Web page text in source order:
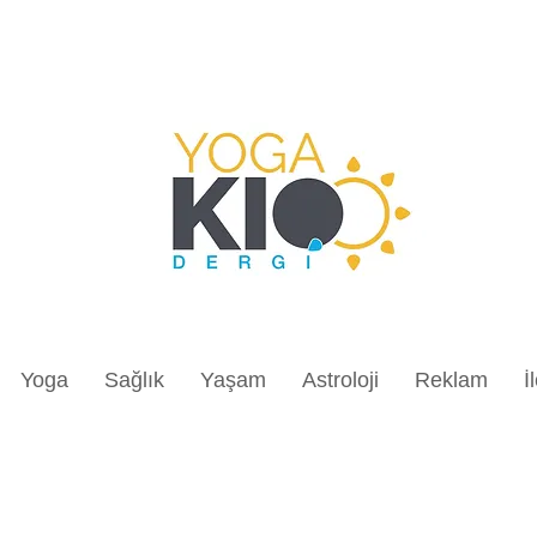
Yoga Sağlık Yaşam Astroloji Reklam